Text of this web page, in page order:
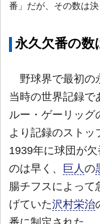
番」だが、その数は
永久欠番の数
野球界で最初の
当時の世界記録で
ルー・ゲーリッグ
より記録のストッ
1939年に球団が
のは早く、 巨人 の
腸チフスによって
げていた沢村栄治